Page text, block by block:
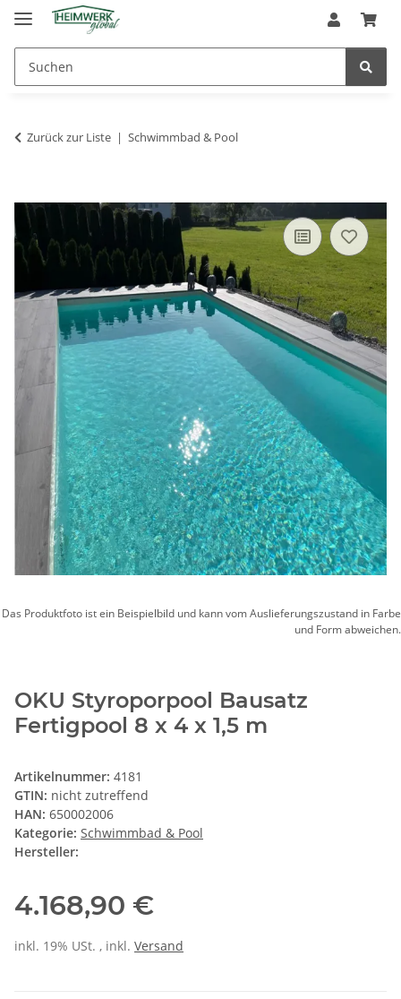
Zurück zur Liste Schwimmbad & Pool
Das Produktfoto ist ein Beispielbild und kann vom Auslieferungszustand in Farbe
und Form abweichen.
OKU Styroporpool Bausatz
Fertigpool 8 x 4 x 1,5 m
Artikelnummer: 4181
GTIN: nicht zutreffend
HAN: 650002006
Kategorie: Schwimmbad & Pool
Hersteller:
4.168,90 €
inkl. 19% USt. , inkl. Versand